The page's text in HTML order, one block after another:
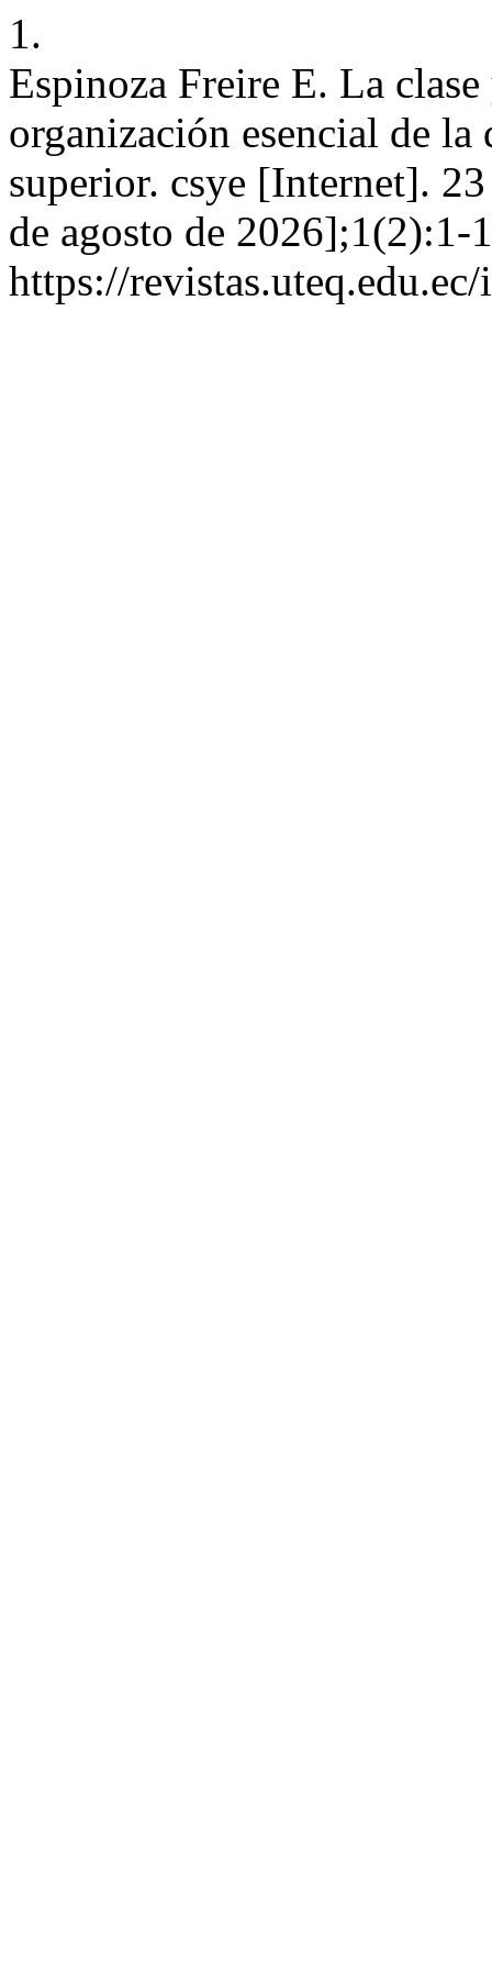
1.
Espinoza Freire E. La
organización esencial de la
superior. csye [Internet].
de agosto de 2026];1(2):1-
https://